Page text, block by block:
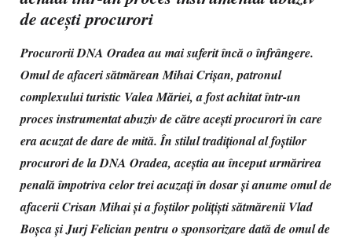
de acești procurori
Procurorii DNA Oradea au mai suferit încă o înfrângere.
Omul de afaceri sătmărean Mihai Crișan, patronul
complexului turistic Valea Măriei, a fost achitat într-un
proces instrumentat abuziv de către acești procurori în care
era acuzat de dare de mită. În stilul tradițional al foștilor
procurori de la DNA Oradea, aceștia au început urmărirea
penală împotriva celor trei acuzați în dosar și anume omul de
afacerii Crisan Mihai și a foștilor polițiști sătmărenii Vlad
Boșca și Jurj Felician pentru o sponsorizare dată de omul de